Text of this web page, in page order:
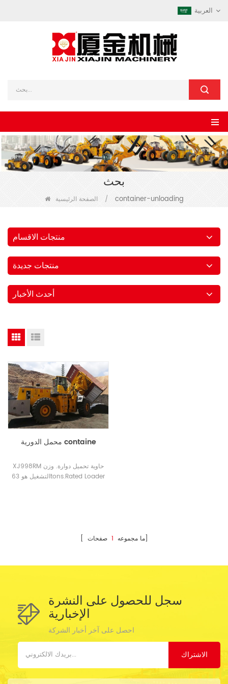
العربية
بحث
الصفحة الرئيسية / container-unloading
منتجات الاقسام
منتجات جديدة
أحدث الأخبار
محمل الدورية containe
XJ998RM حاوية تحميل دوارة. وزن
التشغيل هو 63tons.Rated Loader
[ ما مجموعه 1 صفحات]
سجل للحصول على النشرة
الإخبارية
احصل على آخر أخبار الشركة
الاشتراك